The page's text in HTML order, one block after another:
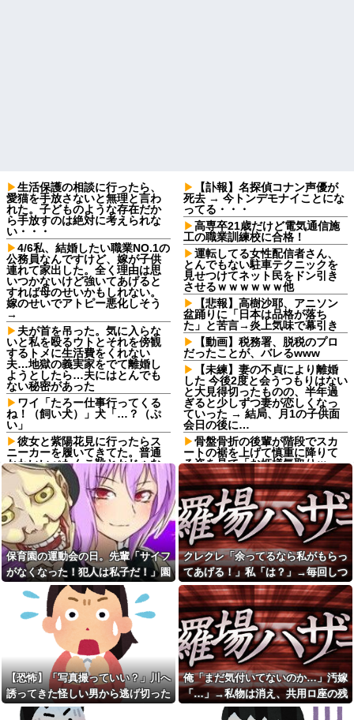
生活保護の相談に行ったら、
愛猫を手放さないと無理と言わ
れた。子どものような存在だか
ら手放すのは絶対に考えられな
い・・・
4/6私、結婚したい職業NO.1の
公務員なんですけど、嫁が子供
連れて家出した。全く理由は思
いつかないけど強いてあげると
すれば母のせいかもしれない。
嫁のせいでアトピー悪化しそう
→
夫が首を吊った。気に入らな
いと私を殴るウトとそれを傍観
するトメに生活費をくれない
夫…地獄の義実家をでて離婚し
ようとしたら…夫にはとんでも
ない秘密があった
ワイ「たろー仕事行ってくる
ね！（飼い犬）」犬「…？（ぷ
い」
彼女と紫陽花見に行ったらス
ニーカーを履いてきてた。普通
かわいいぺたんこ靴とかじゃな
いの？コーヒーや手作り菓子も
持ってこないしさぁ…
予定より早めに家に帰宅。リ
ビングに「裸の嫁」と男がい
た。まさかの不倫現場に遭遇...
娘が某アニメのキャラにハマ
って推し活してる。それを控え
させた方がいいのか塾の人に相
談したら...
妻「うちの夫に手を出したで
しょ！」営業女性「違いま
す！」→会社中を巻き込む大騒
動の末、まさかの処分が…
20歳の大学生の女友達が47歳
のおっさんと付き合ってる。卒
業後に結婚するらしいが、やめ
た方がいいと思うワイがおかし
いのか？
コトメ「父親役をお願い。う
ちの子がパパって呼んでもいい
【訃報】名探偵コナン声優が
死去 → 今トンデモナイことにな
ってる・・・
高専卒21歳だけど電気通信施
工の職業訓練校に合格！
運転してる女性配信者さん、
とんでもない駐車テクニックを
見せつけてネット民をドン引き
させるｗｗｗｗｗｗ他
【悲報】高樹沙耶、アニソン
盆踊りに「日本は品格が落ち
た」と苦言→炎上気味で幕引き
【動画】税務署、脱税のプロ
だったことが、バレるwww
【未練】妻の不貞により離婚
した 今後2度と会うつもりはない
と大見得切ったものの、半年過
ぎると少しずつ妻が恋しくなっ
ていった → 結局、月1の子供面
会日の後に…
骨盤骨折の後輩が階段でスカ
ートの裾を上げて慎重に降りて
る姿を見て「お姫様気取りｗ
ｗ」と爆笑・悪口を連発する社
内彼女！事故背景を知りながら
マウントと嫉妬で嘲笑する性根
の汚さに一気に冷めた・・・
【画像】00年代のJK、セクシ
ーすぎる♡♡♡♡♡
両親の離婚原因が私。結婚し
た原因も私。
【愚痴】義父はなんとなく、
「旦那より義弟」を可愛がって
いる感じがする。旦那もそれを
感じていて、義母にも相談した
ことがあるらしい。見ていると
なんだか切ない。
【ジャングリア沖縄】 「ロイ
ヤルチケット」発売、アトラク
ション優先案内、ソフトドリン
ク飲み放題、スパ利用、駐車場
無料…大人29700円
近寄りがたい怖いキャラを目
保育園の運動会の日。先輩「サイフ
がなくなった！犯人は私子だ！」園
長「警察沙汰は勘弁して～」→誰も
味方がいないと思ったその時…
クレクレ「余ってるなら私がもらっ
てあげる！」私「は？」→毎回しつ
こく食い下がるので、ある方法を試
した結果…
【恐怖】「写真撮っていい？」川へ
誘ってきた怪しい男から逃げ切った
私⇒テレビに映った『衝撃の顔』に
俺「まだ気付いてないのか…」汚嫁
「…」→私物は消え、共用ロ座の残
高は653円。それでも嫁は平然とし